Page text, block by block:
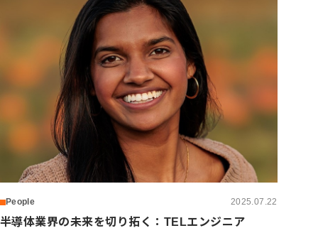
People 2025.07.22
半導体業界の未来を切り拓く：TELエンジニア